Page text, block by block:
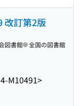
改訂第2版
M10491>
図書館 全国の図書館